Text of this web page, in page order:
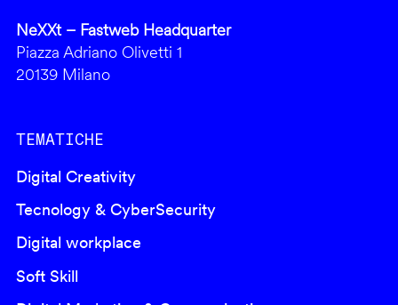
NeXXt – Fastweb Headquarter
Piazza Adriano Olivetti 1
20139 Milano
TEMATICHE
Digital Creativity
Tecnology & CyberSecurity
Digital workplace
Soft Skill